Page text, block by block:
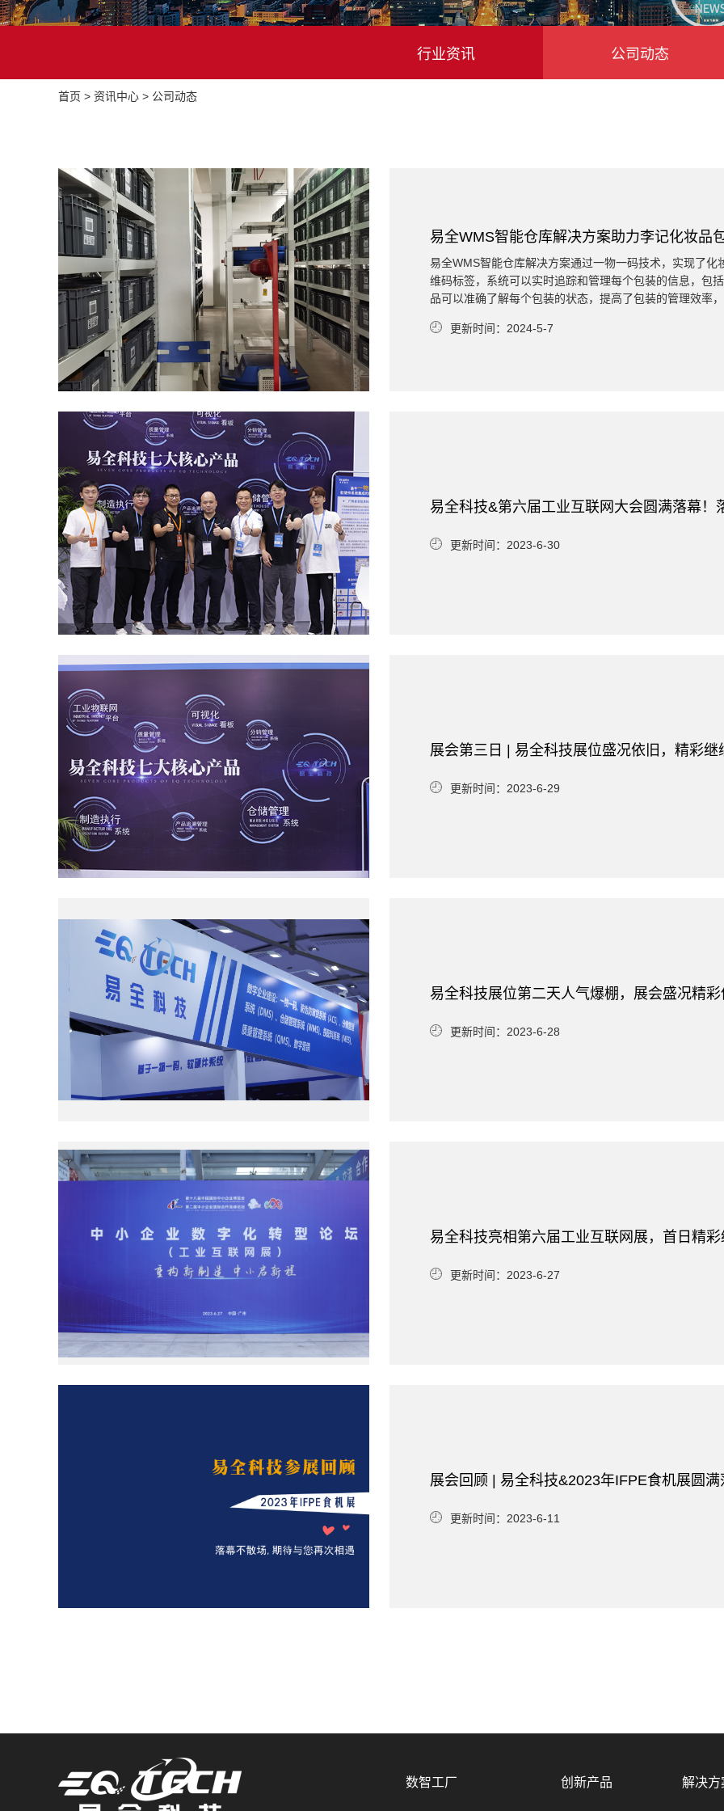
行业资讯 公司动态
首页 > 资讯中心 > 公司动态
易全WMS智能仓库解决方案助力李记化妆品
易全WMS智能仓库解决方案通过一物一码技术，实现了
维码标签，系统可以实时追踪和管理每个包装的信息，包
品可以准确了解每个包装的状态，提高了包装的管理效率
更新时间：2024-5-7
易全科技&第六届工业互联网大会圆满落幕
更新时间：2023-6-30
展会第三日 | 易全科技展位盛况依旧，精彩继
更新时间：2023-6-29
易全科技展位第二天人气爆棚，展会盛况精
更新时间：2023-6-28
易全科技亮相第六届工业互联网展，首日精
更新时间：2023-6-27
展会回顾 | 易全科技&2023年IFPE食机展圆
更新时间：2023-6-11
数智工厂 创新产品 解决方